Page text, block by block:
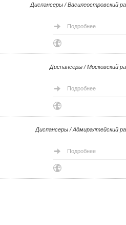
Диспансеры / Василеостровский
Подробнее
Диспансеры / Московский
Подробнее
Диспансеры / Адмиралтейский
Подробнее